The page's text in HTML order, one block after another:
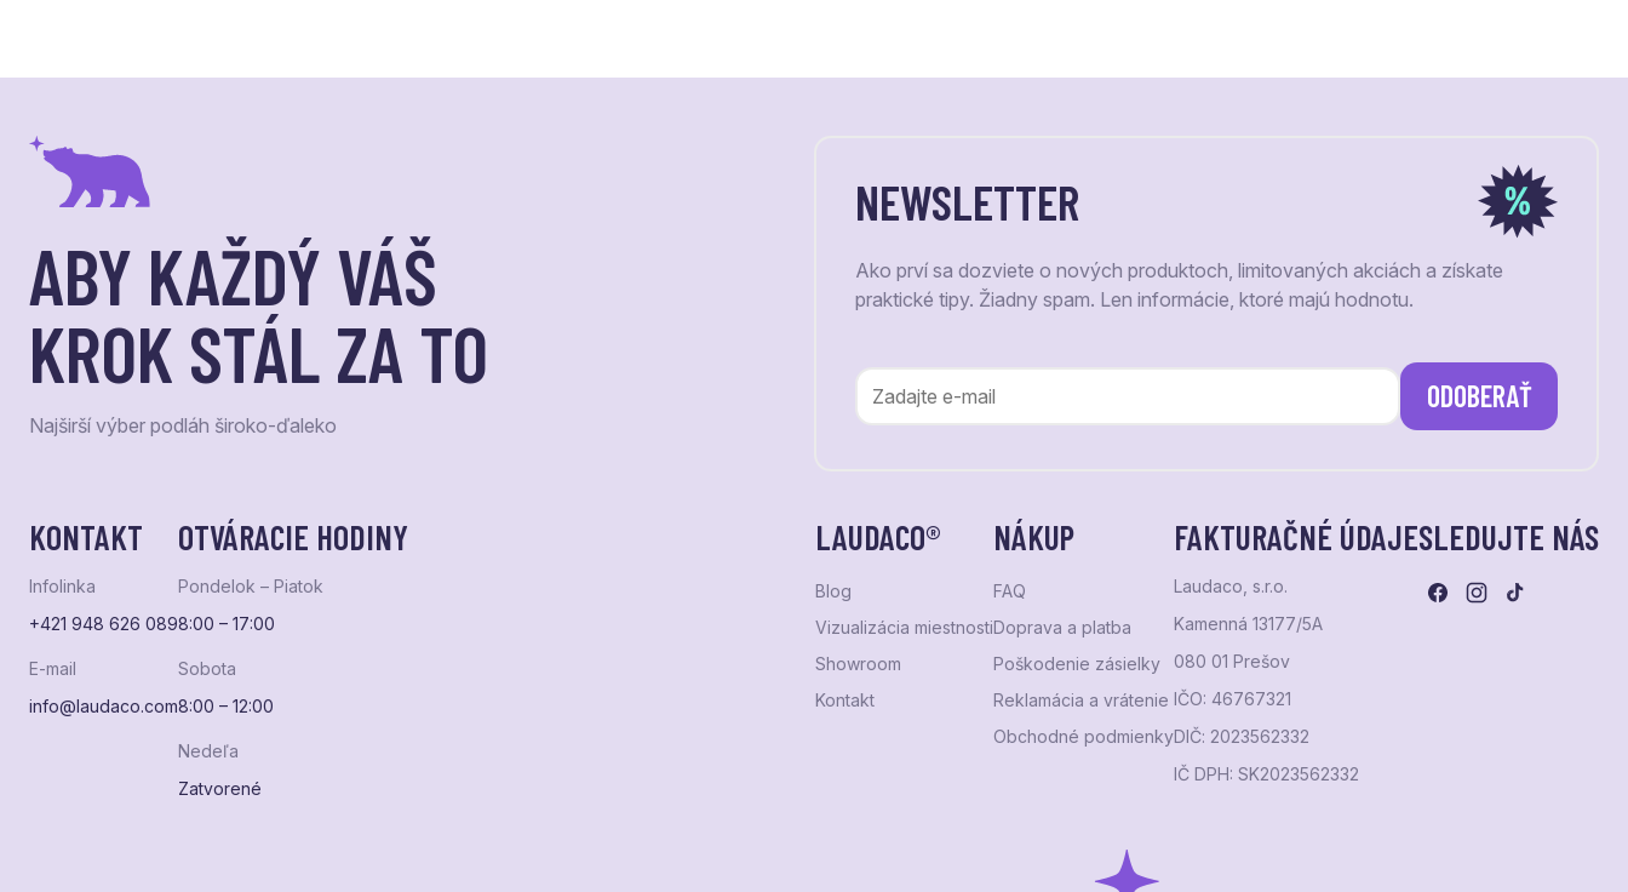
ABY KAŽDÝ VÁŠ
KROK STÁL ZA TO
Najširší výber podláh široko-ďaleko
NEWSLETTER
Ako prví sa dozviete o nových produktoch, limitovaných akciách a získate
praktické tipy. Žiadny spam. Len informácie, ktoré majú hodnotu.
ODOBERAŤ
KONTAKT
Infolinka
+421 948 626 089
E-mail
info@laudaco.com
OTVÁRACIE HODINY
Pondelok – Piatok
8:00 – 17:00
Sobota
8:00 – 12:00
Nedeľa
Zatvorené
LAUDACO®
Blog
Vizualizácia miestnosti
Showroom
Kontakt
NÁKUP
FAQ
Doprava a platba
Poškodenie zásielky
Reklamácia a vrátenie
Obchodné podmienky
FAKTURAČNÉ ÚDAJE
Laudaco, s.r.o.
Kamenná 13177/5A
080 01 Prešov
IČO: 46767321
DIČ: 2023562332
IČ DPH: SK2023562332
SLEDUJTE NÁS